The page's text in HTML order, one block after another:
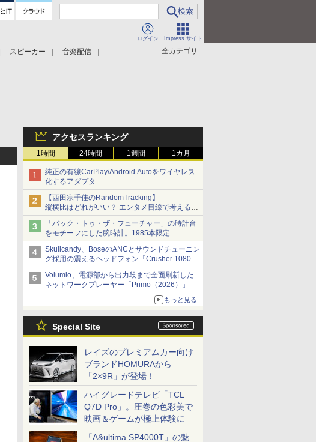
ログイン Impress サイト
全カテゴリ
スピーカー
音楽配信
アクセスランキング
1時間 24時間 1週間 1カ月
純正の有線CarPlay/Android Autoをワイヤレス
化するアダプタ
【西田宗千佳のRandomTracking】
縦横比はどれがいい？ エンタメ目線で考える、
サムスン新「Galaxy Z Fold」
「バック・トゥ・ザ・フューチャー」の時計台
をモチーフにした腕時計。1985本限定
Skullcandy、BoseのANCとサウンドチューニン
グ採用の震えるヘッドフォン「Crusher 1080
ANC」
Volumio、電源部から出力段まで全面刷新した
ネットワークプレーヤー「Primo（2026）」
もっと見る
Special Site
レイズのプレミアムカー向け
ブランドHOMURAから
「2×9R」が登場！
ハイグレードテレビ「TCL
Q7D Pro」。圧巻の色彩美で
映画＆ゲームが極上体験に
「A&ultima SP4000T」の魅